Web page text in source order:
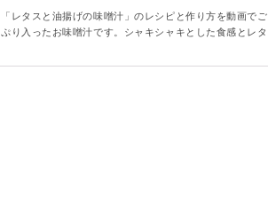
「レタスと油揚げの味噌汁」のレシピと作り方を動画で
ぷり入ったお味噌汁です。シャキシャキとした食感とレ
具材を加えてアレンジしてみてくださいね。